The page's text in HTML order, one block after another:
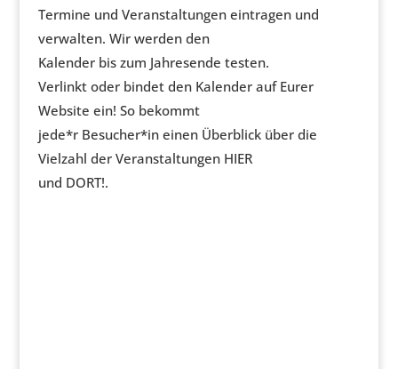
Termine und Veranstaltungen eintragen und
verwalten. Wir werden den
Kalender bis zum Jahresende testen.
Verlinkt oder bindet den Kalender auf Eurer
Website ein! So bekommt
jede*r Besucher*in einen Überblick über die
Vielzahl der Veranstaltungen HIER
und DORT!.